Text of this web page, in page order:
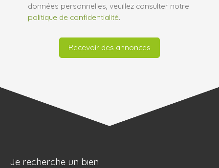
données personnelles, veuillez consulter notre
politique de confidentialité.
Recevoir des annonces
Je recherche un bien